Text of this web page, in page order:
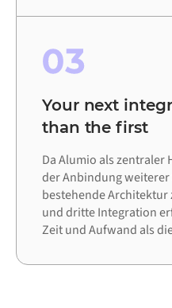
03
Your next
than the first
Da Alumio als zentraler
der Anbindung weiterer
bestehende
und dritte Integration
Zeit und Aufwand als